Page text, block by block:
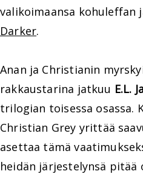
valikoimaansa kohuleffan
Darker.
Anan ja Christianin
rakkaustarina jatkuu E.L.
trilogian toisessa osassa.
Christian Grey yrittää
asettaa tämä
heidän järjestelynsä pitää